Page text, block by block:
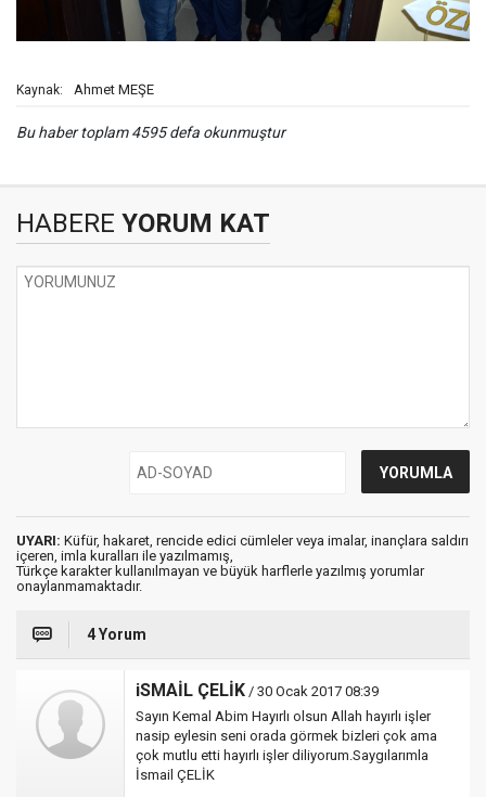
Kaynak: Ahmet MEŞE
Bu haber toplam 4595 defa okunmuştur
HABERE YORUM KAT
UYARI: Küfür, hakaret, rencide edici cümleler veya imalar, inançlara saldırı
içeren, imla kuralları ile yazılmamış,
Türkçe karakter kullanılmayan ve büyük harflerle yazılmış yorumlar
onaylanmamaktadır.
4 Yorum
iSMAİL ÇELİK / 30 Ocak 2017 08:39
Sayın Kemal Abim Hayırlı olsun Allah hayırlı işler
nasip eylesin seni orada görmek bizleri çok ama
çok mutlu etti hayırlı işler diliyorum.Saygılarımla
İsmail ÇELİK